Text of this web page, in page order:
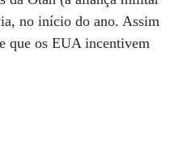
no início do ano. Assim
que os EUA incentivem